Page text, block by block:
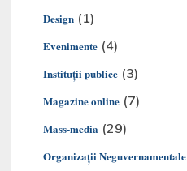
Design (1)
Evenimente (4)
Instituții publice (3)
Magazine online (7)
Mass-media (29)
Organizaţii Neguvernamentale